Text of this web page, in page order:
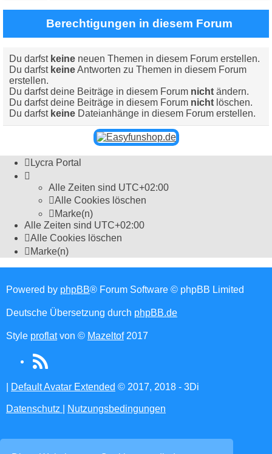
Berechtigungen in diesem Forum
Du darfst keine neuen Themen in diesem Forum erstellen.
Du darfst keineAntworten zu Themen in diesem Forum
erstellen.
Du darfst deine Beiträge in diesem Forum nicht ändern.
Du darfst deine Beiträge in diesem Forum nicht löschen.
Du darfst keine Dateianhänge in diesem Forum erstellen.
Lycra Portal
Alle Zeiten sind UTC+02:00
Alle Cookies löschen
Marke(n)
Alle Zeiten sind UTC+02:00
Alle Cookies löschen
Marke(n)
Powered by phpBB® Forum Software © phpBB Limited
Deutsche Übersetzung durch phpBB.de
Style proflatvon © Mazeltof2017
RSS
(Opens
tab)
Default Avatar Extended © 2017, 2018 - 3Di
Datenschutz Nutzungsbedingungen